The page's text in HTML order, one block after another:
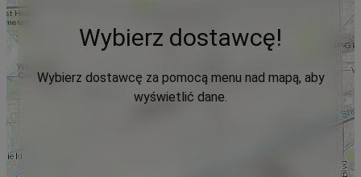
Wybierz dostawcę!
Wybierz dostawcę za pomocą menu nad mapą, aby
wyświetlić dane.